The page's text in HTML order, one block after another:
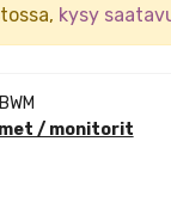
kysy
/ monitorit